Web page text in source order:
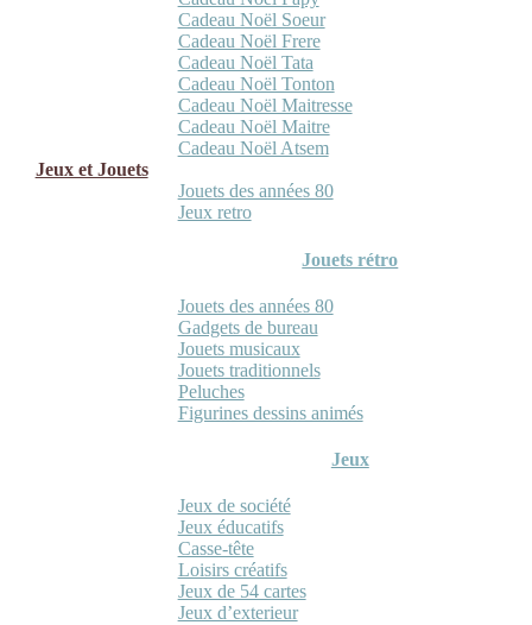
Cadeau Noël Soeur
Cadeau Noël Frere
Cadeau Noël Tata
Cadeau Noël Tonton
Cadeau Noël Maitresse
Cadeau Noël Maitre
Cadeau Noël Atsem
Jeux et Jouets
Jouets des années 80
Jeux retro
Jouets rétro
Jouets des années 80
Gadgets de bureau
Jouets musicaux
Jouets traditionnels
Peluches
Figurines dessins animés
Jeux
Jeux de société
Jeux éducatifs
Casse-tête
Loisirs créatifs
Jeux de 54 cartes
Jeux d’exterieur